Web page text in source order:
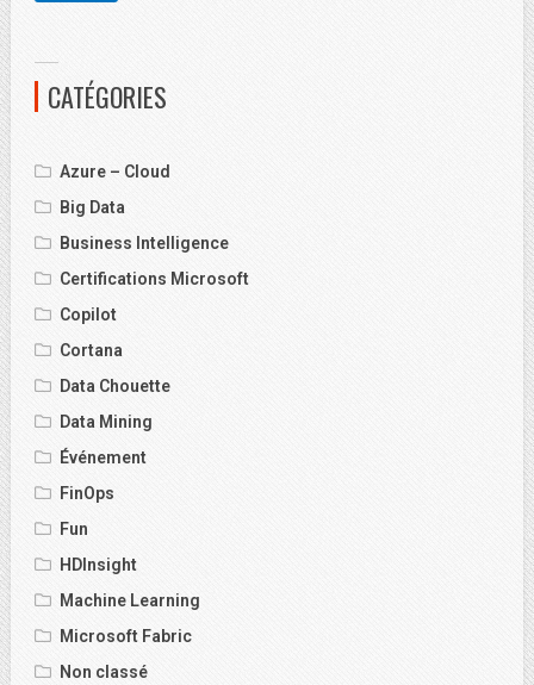
CATÉGORIES
Azure – Cloud
Big Data
Business Intelligence
Certifications Microsoft
Copilot
Cortana
Data Chouette
Data Mining
Événement
FinOps
Fun
HDInsight
Machine Learning
Microsoft Fabric
Non classé